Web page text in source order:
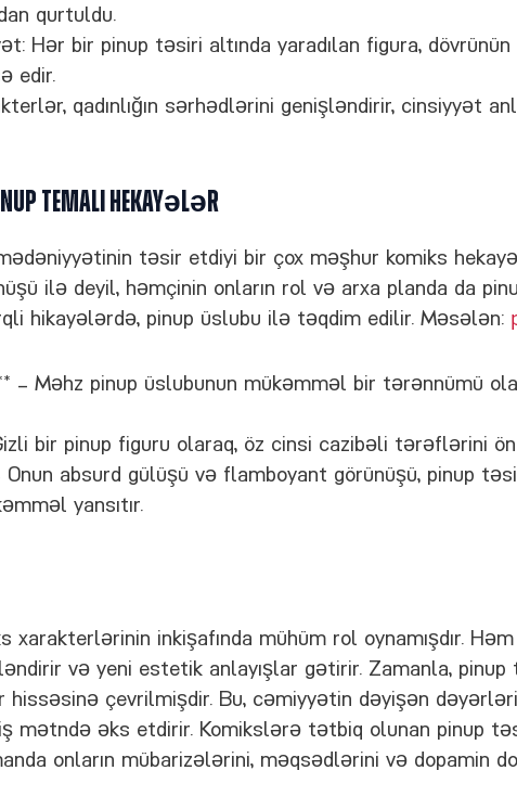
qurtuldu.
Hər bir pinup təsiri altında yaradılan figura,
edir.
qadınlığın sərhədlərini genişləndirir, cinsiyyət
Temalı Hekayələr
təsir etdiyi bir çox məşhur komiks
ilə deyil, həmçinin onların rol və arxa planda da
hikayələrdə, pinup üslubu ilə təqdim edilir. Məsələn:
– Məhz pinup üslubunun mükəmməl bir tərənnümü
bir pinup figuru olaraq, öz cinsi cazibəli tərəflərini ön
Onun absurd gülüşü və flamboyant görünüşü, pinup
yansıtır.
xarakterlərinin inkişafında mühüm rol oynamışdır.
və yeni estetik anlayışlar gətirir. Zamanla,
hissəsinə çevrilmişdir. Bu, cəmiyyətin dəyişən
mətndə əks etdirir. Komikslərə tətbiq olunan pinup
onların mübarizələrini, məqsədlərini və dopamin